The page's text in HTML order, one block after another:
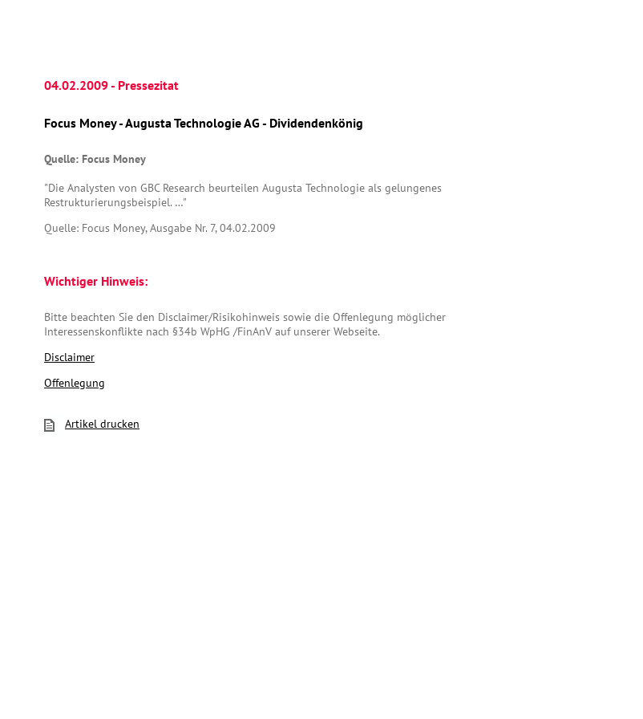
04.02.2009 - Pressezitat
Focus Money - Augusta Technologie AG - Dividendenkönig
Quelle: Focus Money
"Die Analysten von GBC Research beurteilen Augusta Technologie als gelungenes
Restrukturierungsbeispiel. …"
Quelle: Focus Money, Ausgabe Nr. 7, 04.02.2009
Wichtiger Hinweis:
Bitte beachten Sie den Disclaimer/Risikohinweis sowie die Offenlegung möglicher
Interessenskonflikte nach §34b WpHG /FinAnV auf unserer Webseite.
Disclaimer
Offenlegung
Artikel drucken